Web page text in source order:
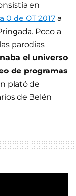
en
0 de OT 2017 a
Poco a
parodias
el universo
de programas
plató de
de Belén